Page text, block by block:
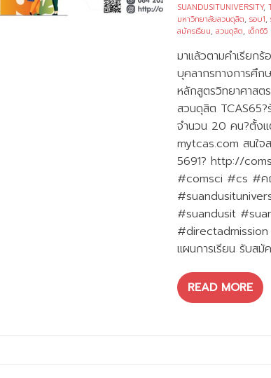
SUANDUSITUNIVERSITY,
มหาวิทยาลัยสวนดุสิต,รอบ1,
สมัครเรียน,สวนดุสิต, เด็ก65
มาแล้วตามคำเรียก
บุคลากรทางการศึก
หลักสูตรวิทยาศาสต
สวนดุสิต
จำนวน 20 คน?ตั้ง
mytcas.com สนใจ
5691? http://
#comsci #cs #คณ
#suandusit
แผนการเรียน รับส
READ MORE